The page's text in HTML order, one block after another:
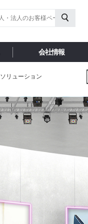
会社情報
ソリューション